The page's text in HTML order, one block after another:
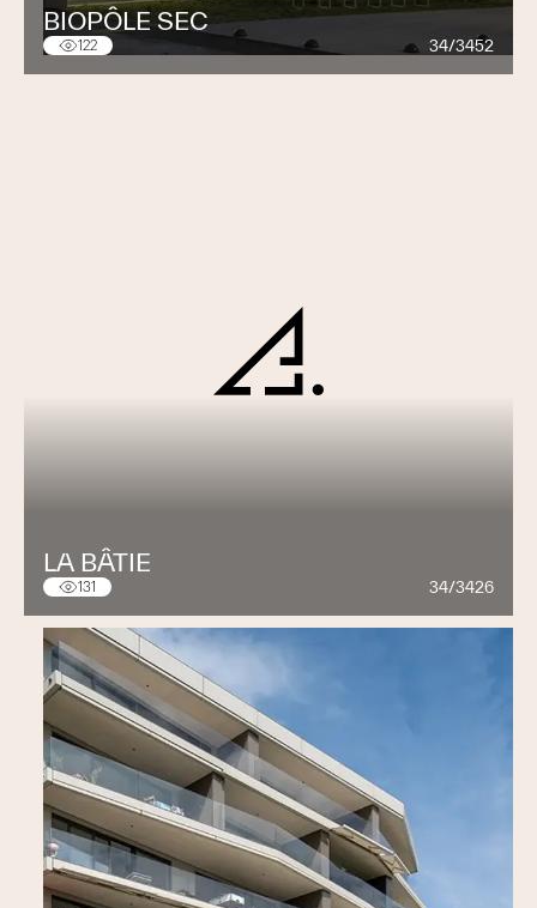
BIOPÔLE SEC
122 34/3452
LA BÂTIE
131 34/3426